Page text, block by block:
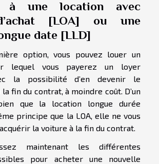
à une location avec
[LOA] ou une
date [LLD]
option, vous pouvez louer un
lequel vous payerez un loyer
la possibilité d’en devenir le
fin du contrat, à moindre coût. D’un
que la location longue durée
principe que la LOA, elle ne vous
la voiture à la fin du contrat.
maintenant les différentes
pour acheter une nouvelle